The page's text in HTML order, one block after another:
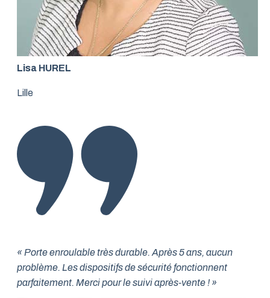
Lisa HUREL
Lille
« Porte enroulable très durable. Après 5 ans, aucun
problème. Les dispositifs de sécurité fonctionnent
parfaitement. Merci pour le suivi après-vente ! »